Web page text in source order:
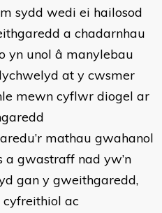
sydd wedi ei hailosod
a chadarnhau
yn unol â manylebau
at y cwsmer
mewn cyflwr diogel ar
mathau gwahanol
gwastraff nad yw’n
gan y gweithgaredd,
cyfreithiol ac